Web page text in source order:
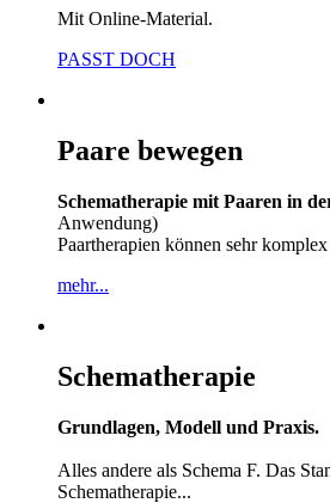
Mit Online-Material.
PASST DOCH
Paare bewegen
Schematherapie mit Paaren in
Anwendung)
Paartherapien können sehr
mehr...
Schematherapie
Grundlagen, Modell und Praxis.
Alles andere als Schema F. Das
Schematherapie...